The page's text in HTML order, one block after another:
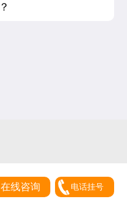
？
在线咨询 电话挂号
5